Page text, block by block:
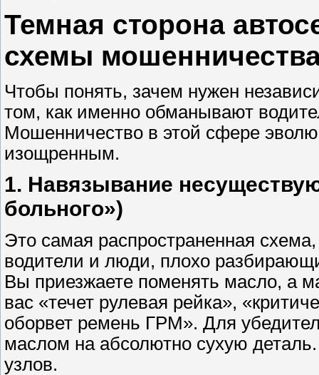
Темная сторона
схемы
Чтобы понять, зачем нужен
том, как именно обманывают
Мошенничество в этой сфере
изощренным.
1. Навязывание
больного»)
Это самая распространенная
водители и люди, плохо
Вы приезжаете поменять масло, а
вас «течет рулевая рейка»,
оборвет ремень ГРМ». Для
маслом на абсолютно сухую
узлов.